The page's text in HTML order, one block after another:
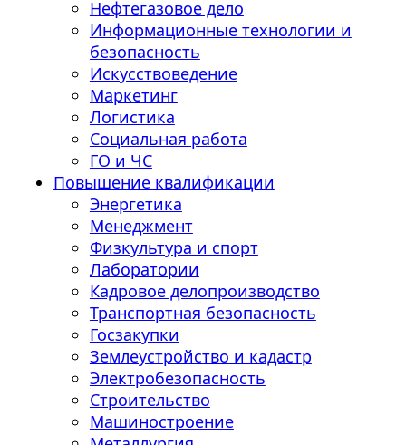
Нефтегазовое дело
Информационные технологии и
безопасность
Искусствоведение
Маркетинг
Логистика
Социальная работа
ГО и ЧС
Повышение квалификации
Энергетика
Менеджмент
Физкультура и спорт
Лаборатории
Кадровое делопроизводство
Транспортная безопасность
Госзакупки
Землеустройство и кадастр
Электробезопасность
Строительство
Машиностроение